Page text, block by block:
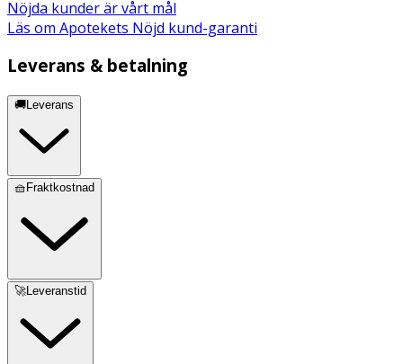
Nöjda kunder är vårt mål
Läs om Apotekets Nöjd kund-garanti
Leverans & betalning
🚚Leverans
🧺Fraktkostnad
🚀Leveranstid